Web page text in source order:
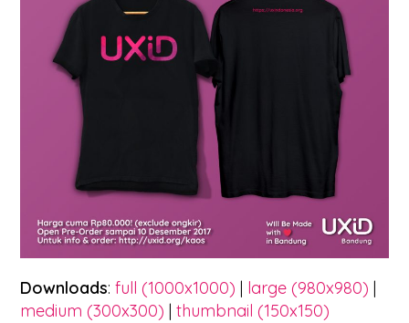
Downloads:full (1000x1000) | large (980x980) |
medium (300x300) |thumbnail (150x150)